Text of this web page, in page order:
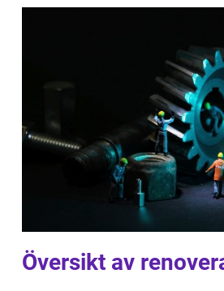
Översikt av